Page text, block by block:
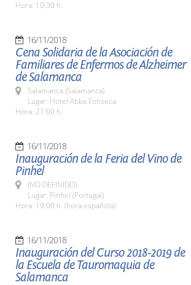
Hora: 10:30 h.
16/11/2018
Cena Solidaria de la Asociación de
Familiares de Enfermos de Alzheimer
de Salamanca
Salamanca (Salamanca)
Lugar: Hotel Abba Fonseca
Hora: 21:00 h.
16/11/2018
Inauguración de la Feria del Vino de
Pinhel
(NO DEFINIDO)
Lugar: Pinhel (Portugal)
Hora: 19:00 h. (hora española)
16/11/2018
Inauguración del Curso 2018-2019 de
la Escuela de Tauromaquia de
Salamanca